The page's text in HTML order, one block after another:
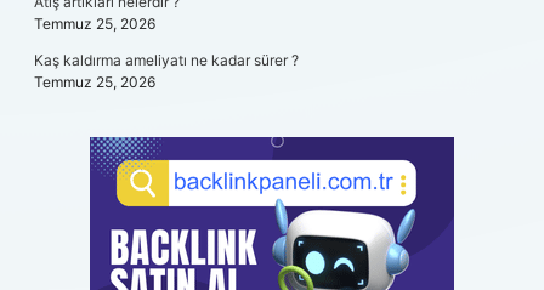
Temmuz 25, 2026
Kaş kaldırma ameliyatı ne kadar sürer ?
Temmuz 25, 2026